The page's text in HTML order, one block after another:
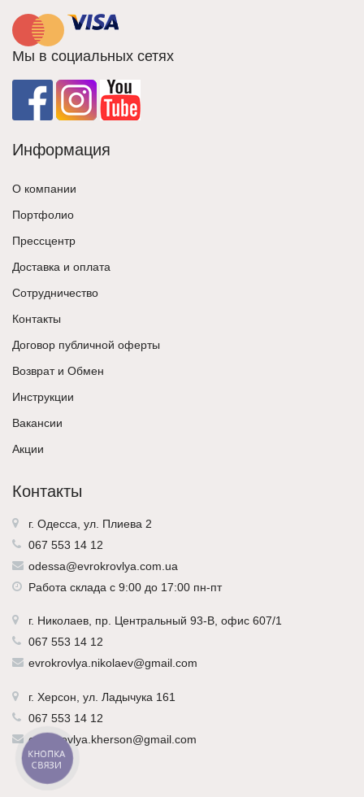
Мы в социальных сетях
Информация
О компании
Портфолио
Прессцентр
Доставка и оплата
Сотрудничество
Контакты
Договор публичной оферты
Возврат и Обмен
Инструкции
Вакансии
Акции
Контакты
г. Одесса, ул. Плиева 2
067 553 14 12
odessa@evrokrovlya.com.ua
Работа склада с 9:00 до 17:00 пн-пт
г. Николаев , пр. Центральный 93-В, офис 607/1
067 553 14 12
evrokrovlya.nikolaev@gmail.com
г. Херсон , ул. Ладычука 161
067 553 14 12
evrokrovlya.kherson@gmail.com
КНОПКА
СВЯЗИ